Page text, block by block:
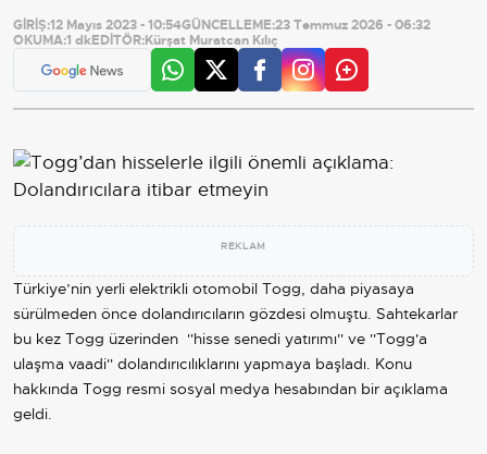
GİRİŞ:12 Mayıs 2023 - 10:54GÜNCELLEME:23 Temmuz 2026 - 06:32
OKUMA:1 dkEDİTÖR:Kürşat Muratcan Kılıç
REKLAM
Türkiye’nin yerli elektrikli otomobil Togg, daha piyasaya
sürülmeden önce dolandırıcıların gözdesi olmuştu. Sahtekarlar
bu kez Togg üzerinden ''hisse senedi yatırımı'' ve ''Togg'a
ulaşma vaadi'' dolandırıcılıklarını yapmaya başladı. Konu
hakkında Togg resmi sosyal medya hesabından bir açıklama
geldi.